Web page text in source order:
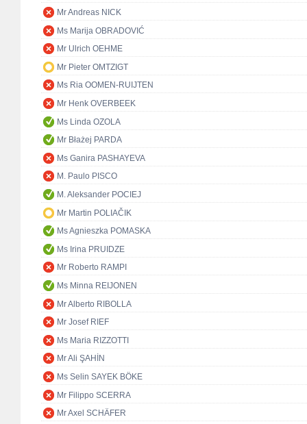
Mr Andreas NICK
Ms Marija OBRADOVIĆ
Mr Ulrich OEHME
Mr Pieter OMTZIGT
Ms Ria OOMEN-RUIJTEN
Mr Henk OVERBEEK
Ms Linda OZOLA
Mr Błażej PARDA
Ms Ganira PASHAYEVA
M. Paulo PISCO
M. Aleksander POCIEJ
Mr Martin POLIAČIK
Ms Agnieszka POMASKA
Ms Irina PRUIDZE
Mr Roberto RAMPI
Ms Minna REIJONEN
Mr Alberto RIBOLLA
Mr Josef RIEF
Ms Maria RIZZOTTI
Mr Ali ŞAHİN
Ms Selin SAYEK BÖKE
Mr Filippo SCERRA
Mr Axel SCHÄFER